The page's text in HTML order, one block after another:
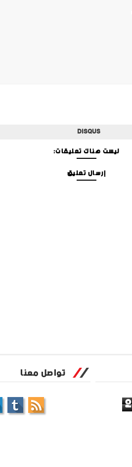
DISQUS
ليست هناك تعليقات:
إرسال تعليق
2
تواصل معنا